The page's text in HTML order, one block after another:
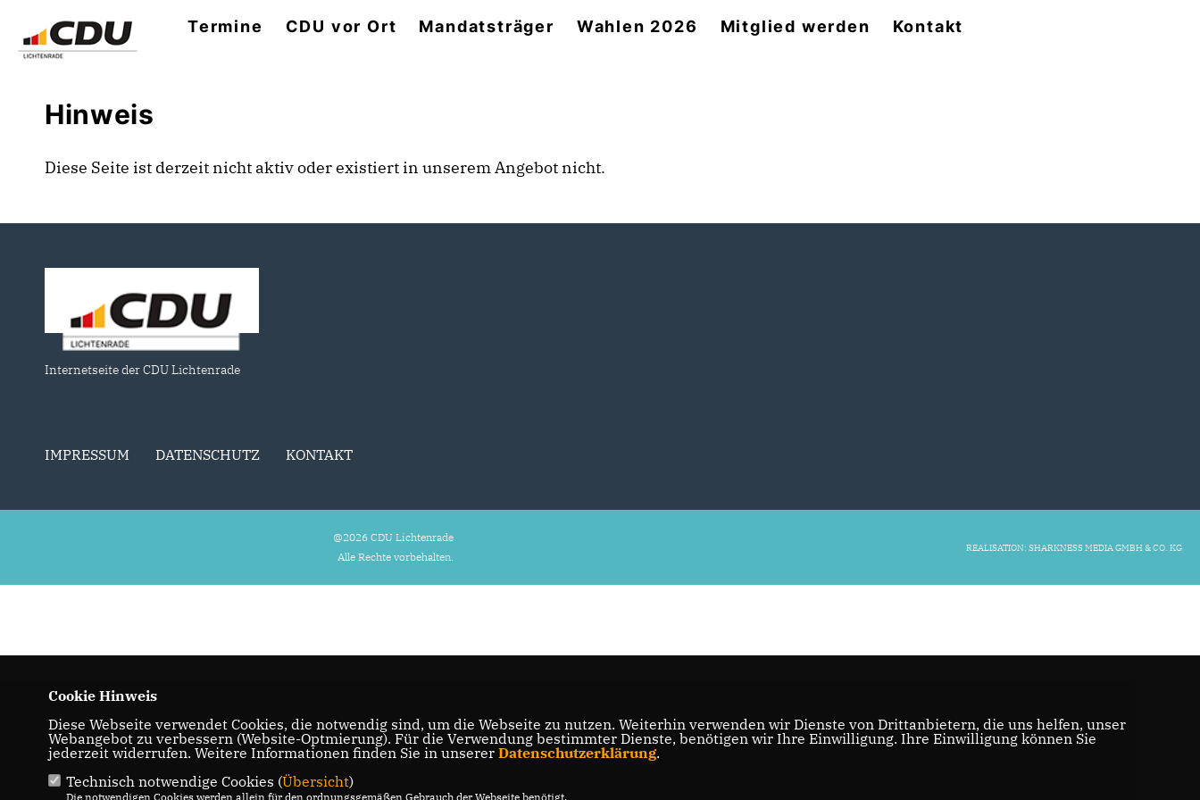
Termine CDU vor Ort Mandatsträger Wahlen 2026 Mitglied werden Kontakt
Hinweis
Diese Seite ist derzeit nicht aktiv oder existiert in unserem Angebot nicht.
Internetseite der CDU Lichtenrade
IMPRESSUM DATENSCHUTZ KONTAKT
@2026 CDU Lichtenrade
Alle Rechte vorbehalten.
REALISATION: SHARKNESS MEDIA GMBH & CO. KG
Cookie Hinweis
Diese Webseite verwendet Cookies, die notwendig sind, um die Webseite zu nutzen. Weiterhin verwenden wir Dienste von Drittanbietern, die uns helfen, unser
Webangebot zu verbessern (Website-Optmierung). Für die Verwendung bestimmter Dienste, benötigen wir Ihre Einwilligung. Ihre Einwilligung können Sie
jederzeit widerrufen. Weitere Informationen finden Sie in unserer Datenschutzerklärung.
Technisch notwendige Cookies (Übersicht)
Die notwendigen Cookies werden allein für den ordnungsgemäßen Gebrauch der Webseite benötigt.